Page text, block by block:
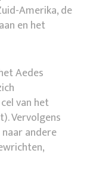
Amerika, de
en het
Aedes
van het
Vervolgens
andere